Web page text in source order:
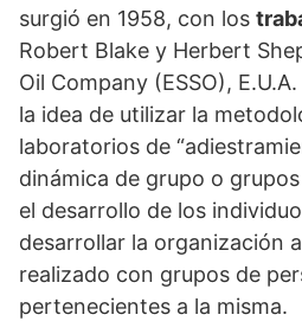
surgió en 1958, con los
Robert Blake y Herbert
Oil Company (ESSO),
la idea de utilizar la
laboratorios de
dinámica de grupo o
el desarrollo de los
desarrollar la organización
realizado con grupos de
pertenecientes a la misma.